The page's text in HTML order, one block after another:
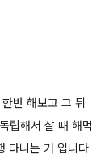
번 해보고 그 뒤
립해서 살 때 해먹
다니는 거 입니다